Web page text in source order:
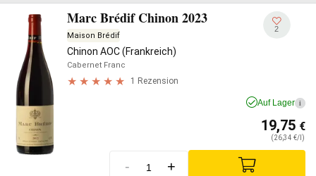
Marc Brédif Chinon 2023
Maison Brédif
Chinon AOC (Frankreich)
Cabernet Franc
1 Rezension
2
Auf Lager i
19,75 €
(26,34 €/l)
- +